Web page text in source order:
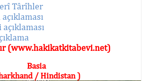
Târîhler
(www.hakikatkitabevi.net)
Basia
/ Hindistan )